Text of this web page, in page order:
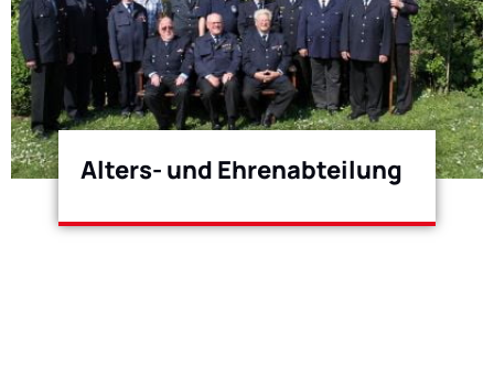
Alters- und Ehrenabteilung